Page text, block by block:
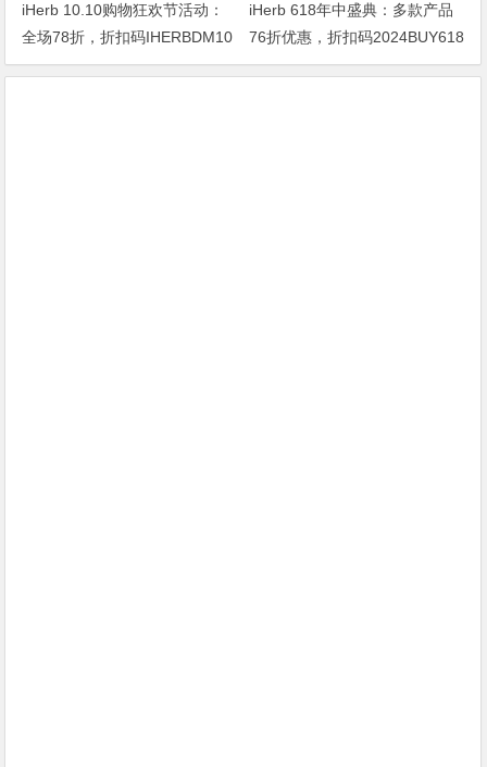
iHerb 10.10购物狂欢节活动：
全场78折，折扣码IHERBDM10
iHerb 618年中盛典：多款产品
76折优惠，折扣码2024BUY618